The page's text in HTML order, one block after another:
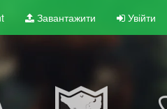
Завантажити Увійти